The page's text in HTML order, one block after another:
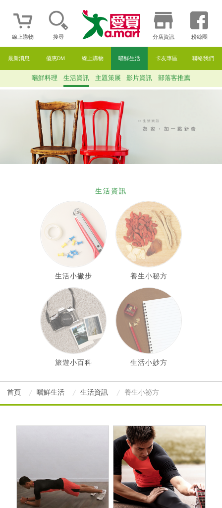
線上購物 搜尋 分店資訊 粉絲團
最新消息 優惠DM 線上購物 嚐鮮生活 卡友專區 聯絡我們
嚐鮮料理 生活資訊 主題策展 影片資訊 部落客推薦
生活資訊
生活小撇步 養生小秘方
旅遊小百科 生活小妙方
首頁 嚐鮮生活 生活資訊 養生小祕方